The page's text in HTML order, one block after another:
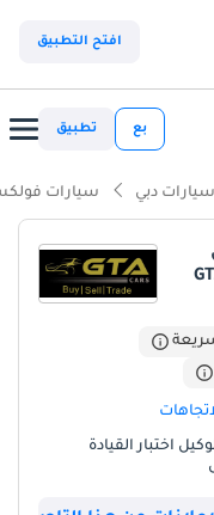
افتح التطبيق
بع تطبيق
سيارات دبي سيارات
اختبار القيادة